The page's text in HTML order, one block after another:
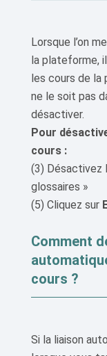
Lorsque l’on
la plateforme,
les cours de la
ne le soit pas
désactiver.
Pour
cours :
(3) Désactivez
glossaires »
(5) Cliquez sur
Comment
cours ?
Si la liaison